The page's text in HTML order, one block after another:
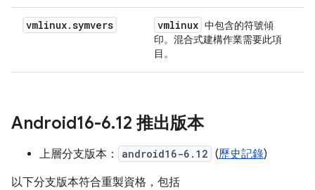
vmlinux.symvers vmlinux 中包含的符號傾
印。混合式建構作業需要此項
目。
Android16-6.12 推出版本
上層分支版本： android16-6.12 (歷史記錄)
以下分支版本符合重製資格，包括